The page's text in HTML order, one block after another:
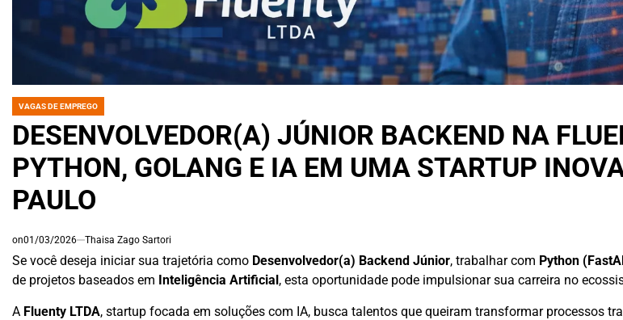
POSTED
VAGAS DE EMPREGO
DESENVOLVEDOR(A) JÚNIOR BACKEND NA
PYTHON, GOLANG E IA EM UMA STARTUP
PAULO
on01/03/2026 Thaisa Zago Sartori
Se você deseja iniciar sua trajetória como Desenvolvedor(a) Backend Júnior, trabalhar com Python
de projetos baseados em Inteligência Artificial, esta oportunidade pode impulsionar sua carreira no
A Fluenty LTDA, startup focada em soluções com IA, busca talentos que queiram transformar processos